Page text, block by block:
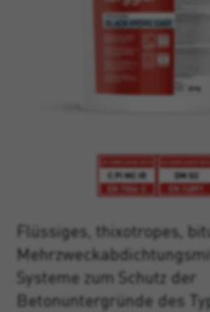
Flüssiges, thixotropes,
Systeme zum Schutz der
Betonuntergründe des